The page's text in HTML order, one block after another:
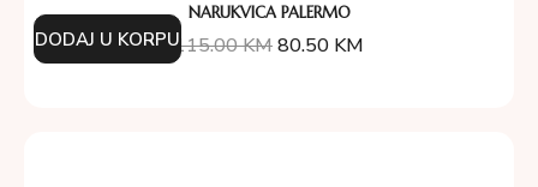
NARUKVICA PALERMO
115.00KM80.50 KM
DODAJ U KORPU